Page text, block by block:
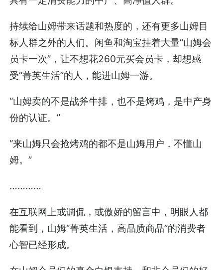
持续给山姆带来话题和热度的，还有更多山姆目
标人群之外的人们。闲鱼和淘宝挂着大量“山姆会
员卡一次”，让不想花260元买会员卡，却想感
受“菁英生活”的人，能进山姆一游。
“山姆卖的不是战斧牛排，也不是烤鸡，是中产身
份的认证。”
“来山姆只会抢烤鸡的都不是山姆用户，不懂山
姆。”
…………
在互联网上或调侃，或傲娇的留言中，明眼人都
能看到，山姆“菁英生活，高品质商品”的消费者
心智已经形成。